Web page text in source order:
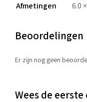
Afmetingen 6.0
Beoordelingen
Er zijn nog geen
Wees de